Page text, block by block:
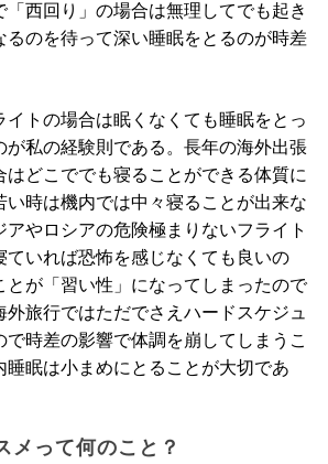
西回り」の場合は無理してでも起き
るのを待って深い睡眠をとるのが時差
トの場合は眠くなくても睡眠をとっ
が私の経験則である。長年の海外出張
はどこででも寝ることができる体質に
い時は機内では中々寝ることが出来な
やロシアの危険極まりないフライト
ていれば恐怖を感じなくても良いの
とが「習い性」になってしまったので
旅行ではただでさえハードスケジュ
で時差の影響で体調を崩してしまうこ
睡眠は小まめにとることが大切であ
メって何のこと？